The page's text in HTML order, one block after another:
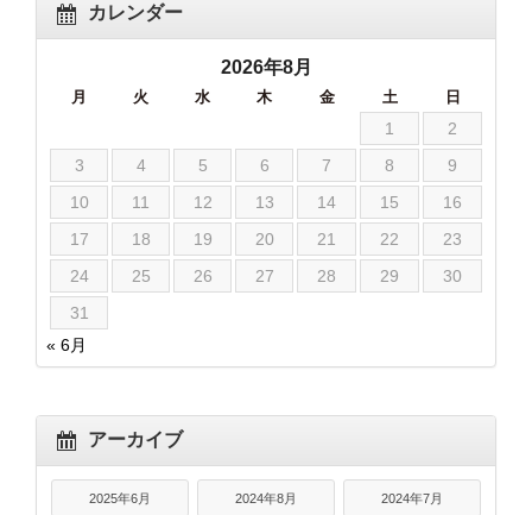
カレンダー
2026年8月
月 火 水 木 金 土 日
1
2
3
4 5 6 7 8
9
10
11 12 13 14 15
16
17
18 19 20 21 22
23
24
25 26 27 28 29
30
31
« 6月
アーカイブ
2025年6月 2024年8月 2024年7月